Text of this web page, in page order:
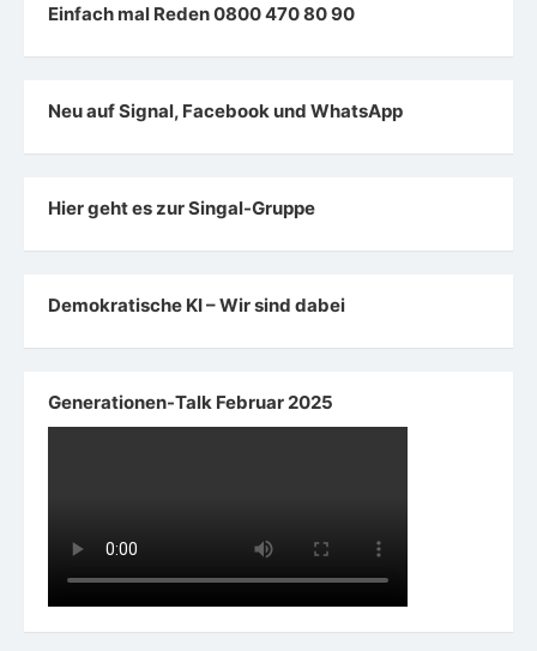
Einfach mal Reden 0800 470 80 90
Neu auf Signal, Facebook und WhatsApp
Hier geht es zur Singal-Gruppe
Demokratische KI – Wir sind dabei
Generationen-Talk Februar 2025